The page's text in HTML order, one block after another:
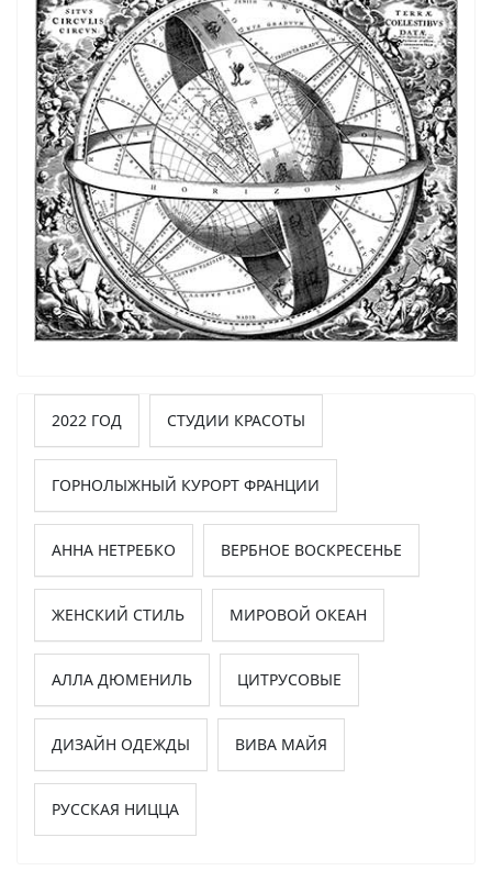
2022 ГОД СТУДИИ КРАСОТЫ
ГОРНОЛЫЖНЫЙ КУРОРТ ФРАНЦИИ
АННА НЕТРЕБКО ВЕРБНОЕ ВОСКРЕСЕНЬЕ
ЖЕНСКИЙ СТИЛЬ МИРОВОЙ ОКЕАН
АЛЛА ДЮМЕНИЛЬ ЦИТРУСОВЫЕ
ДИЗАЙН ОДЕЖДЫ ВИВА МАЙЯ
РУССКАЯ НИЦЦА